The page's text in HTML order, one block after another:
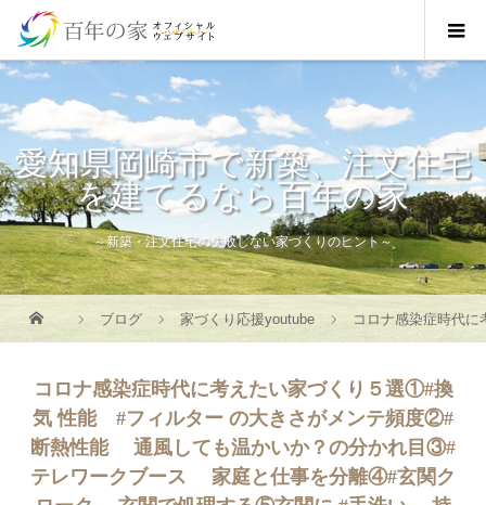
愛知県岡崎市で新築、注文住宅
を建てるなら百年の家
～新築・注文住宅の失敗しない家づくりのヒント～
ブログ 家づくり応援youtube コロナ感染症時代
コロナ感染症時代に考えたい家づくり５選①#換
気 性能 #フィルター の大きさがメンテ頻度②#
断熱性能 通風しても温かいか？の分かれ目③#
テレワークブース 家庭と仕事を分離④#玄関ク